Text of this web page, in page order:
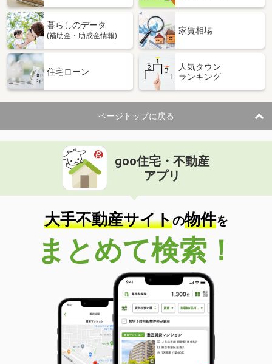
暮らしのデータ
(補助金・助成金情報)
家賃相場
住宅ローン
人気タウン
ランキング
ページトップに戻る
goo住宅・不動産
アプリ
大手不動産サイトの物件を
まとめて検索！